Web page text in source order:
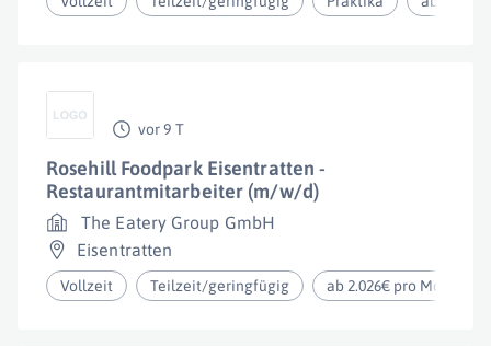
vor 9 T
Rosehill Foodpark Eisentratten -
Restaurantmitarbeiter (m/w/d)
The Eatery Group GmbH
Eisentratten
Vollzeit Teilzeit/geringfügig ab 2.026€ pro Monat